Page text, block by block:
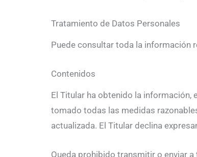
Tratamiento de Datos Personales
Puede consultar toda la información
Contenidos
El Titular ha obtenido la información,
tomado todas las medidas
actualizada. El Titular declina
Queda prohibido transmitir o enviar